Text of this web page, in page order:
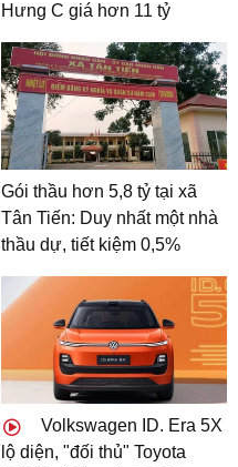
Hưng C giá hơn 11 tỷ
Gói thầu hơn 5,8 tỷ tại xã
Tân Tiến: Duy nhất một nhà
thầu dự, tiết kiệm 0,5%
Volkswagen ID. Era 5X
lộ diện, "đối thủ" Toyota